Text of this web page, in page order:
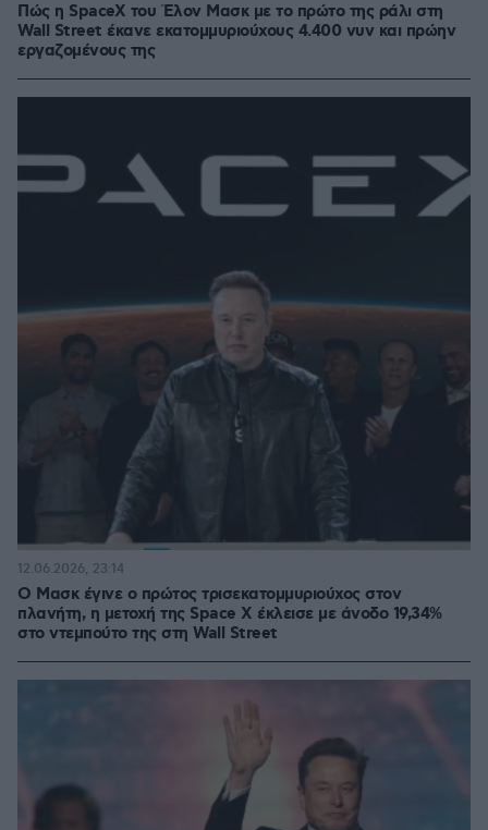
Πώς η SpaceX του Έλον Μασκ με το πρώτο της ράλι στη
Wall Street έκανε εκατομμυριούχους 4.400 νυν και πρώην
εργαζομένους της
Ο Μασκ έγινε ο πρώτος τρισεκατομμυριούχος στον
πλανήτη, η μετοχή της Space X έκλεισε με άνοδο 19,34%
στο ντεμπούτο της στη Wall Street
12.06.2026, 23:14